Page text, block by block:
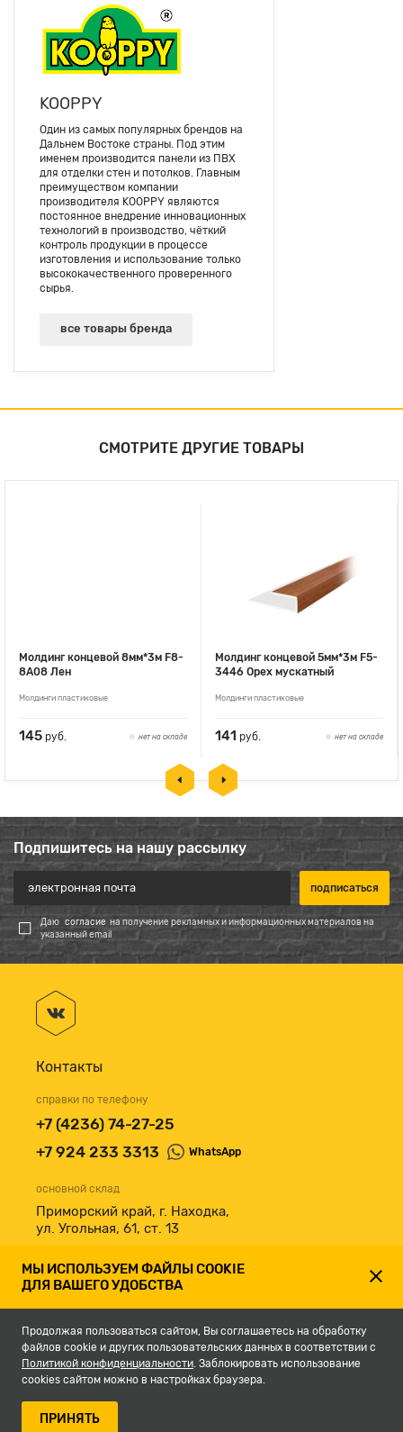
KOOPPY
Один из самых популярных брендов на
Дальнем Востоке страны. Под этим
именем производится панели из ПВХ
для отделки стен и потолков. Главным
преимуществом компании
производителя KOOPPY являются
постоянное внедрение инновационных
технологий в производство, чёткий
контроль продукции в процессе
изготовления и использование только
высококачественного проверенного
сырья.
все товары бренда
СМОТРИТЕ ДРУГИЕ ТОВАРЫ
Молдинг концевой 8мм*3м F8-
8А08 Лен
Молдинги пластиковые
145 руб. нет на складе
Молдинг концевой 5мм*3м F5-
3446 Орех мускатный
Молдинги пластиковые
141 руб. нет на складе
Подпишитесь на нашу рассылку
Даю согласие на получение рекламных и информационных материалов на
указанный email
Контакты
справки по телефону
+7 (4236) 74-27-25
+7 924 233 3313
WhatsApp
основной склад
Приморский край, г. Находка,
ул. Угольная, 61, ст. 13
принимаем к оплате
© 2007-2026, Магазин строительных материалов СКЛАД13.РФ.
МЫ ИСПОЛЬЗУЕМ ФАЙЛЫ COOKIE
ДЛЯ ВАШЕГО УДОБСТВА
Продолжая пользоваться сайтом, Вы соглашаетесь на обработку
файлов cookie и других пользовательских данных в соответствии с
Политикой конфиденциальности. Заблокировать использование
cookies сайтом можно в настройках браузера.
ПРИНЯТЬ